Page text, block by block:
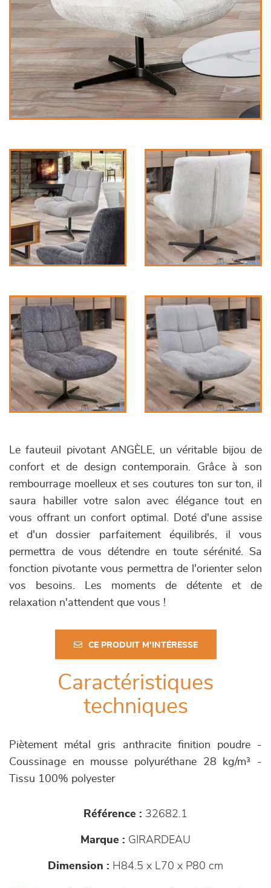
Le fauteuil pivotant ANGÈLE, un véritable bijou de
confort et de design contemporain. Grâce à son
rembourrage moelleux et ses coutures ton sur ton, il
saura habiller votre salon avec élégance tout en
vous offrant un confort optimal. Doté d'une assise
et d'un dossier parfaitement équilibrés, il vous
permettra de vous détendre en toute sérénité. Sa
fonction pivotante vous permettra de l'orienter selon
vos besoins. Les moments de détente et de
relaxation n'attendent que vous !
CE PRODUIT M'INTÉRESSE
Caractéristiques
techniques
Piètement métal gris anthracite finition poudre -
Coussinage en mousse polyuréthane 28 kg/m³ -
Tissu 100% polyester
Référence : 32682.1
Marque : GIRARDEAU
Dimension : H84.5 x L70 x P80 cm